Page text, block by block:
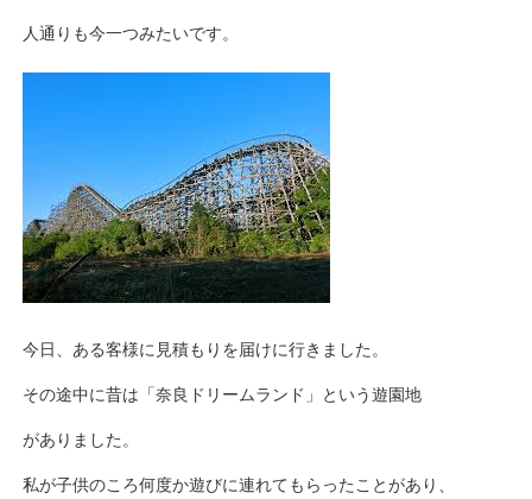
人通りも今一つみたいです。
今日、ある客様に見積もりを届けに行きました。
その途中に昔は「奈良ドリームランド」という遊園地
がありました。
私が子供のころ何度か遊びに連れてもらったことがあり、